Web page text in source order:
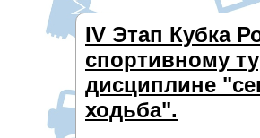
IV Этап Кубка
спортивному
дисциплине
ходьба".